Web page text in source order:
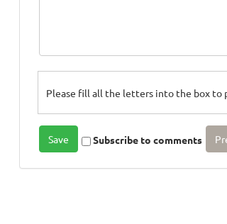
Please fill all the letters into the box to
Subscribe to comments